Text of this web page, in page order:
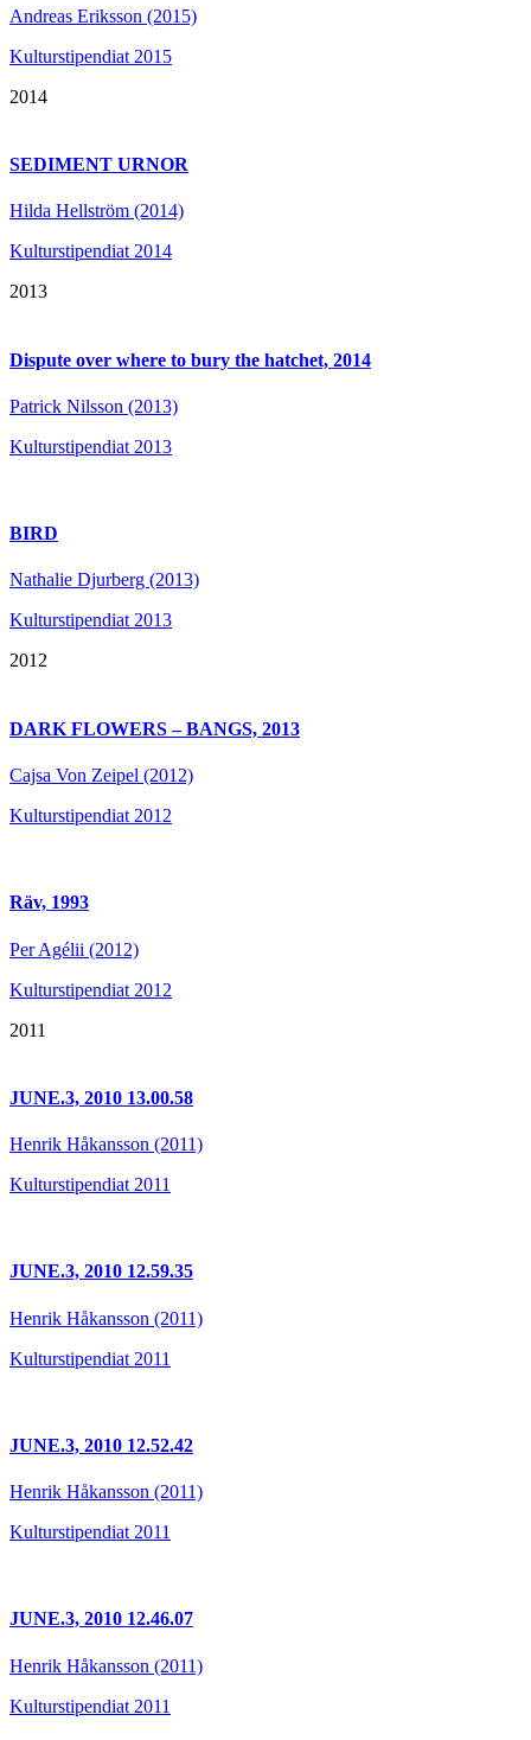
Andreas Eriksson (2015)
Kulturstipendiat 2015
2014
SEDIMENT URNOR
Hilda Hellström (2014)
Kulturstipendiat 2014
2013
Dispute over where to bury the hatchet, 2014
Patrick Nilsson (2013)
Kulturstipendiat 2013
BIRD
Nathalie Djurberg (2013)
Kulturstipendiat 2013
2012
DARK FLOWERS – BANGS, 2013
Cajsa Von Zeipel (2012)
Kulturstipendiat 2012
Räv, 1993
Per Agélii (2012)
Kulturstipendiat 2012
2011
JUNE.3, 2010 13.00.58
Henrik Håkansson (2011)
Kulturstipendiat 2011
JUNE.3, 2010 12.59.35
Henrik Håkansson (2011)
Kulturstipendiat 2011
JUNE.3, 2010 12.52.42
Henrik Håkansson (2011)
Kulturstipendiat 2011
JUNE.3, 2010 12.46.07
Henrik Håkansson (2011)
Kulturstipendiat 2011